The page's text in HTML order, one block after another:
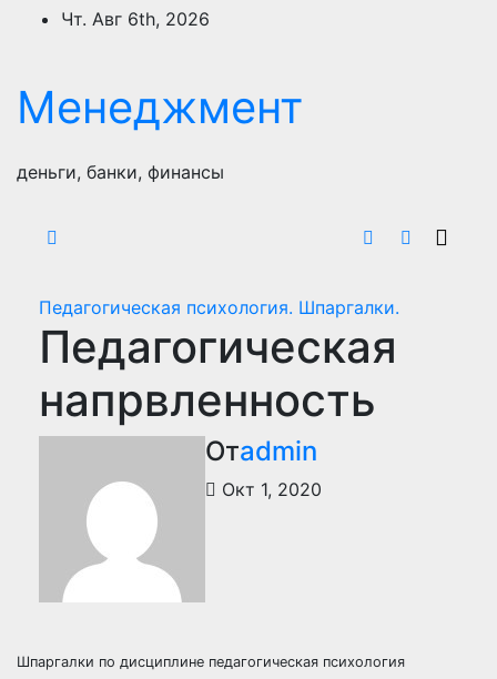
ПерейтиЧт. Авг 6th, 2026
Менеджмент
деньги, банки, финансы
Педагогическая психология. Шпаргалки.
Педагогическая
напрвленность
Отadmin
Окт 1, 2020
Шпаргалки по дисциплине педагогическая психология